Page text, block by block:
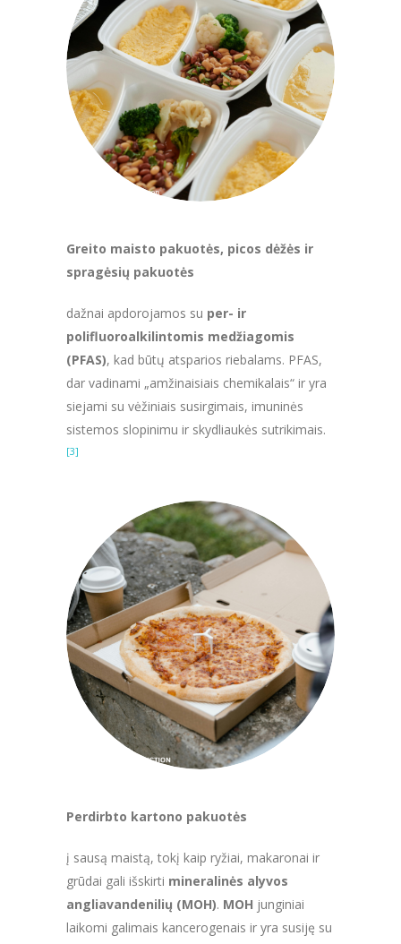
Greito maisto pakuotės, picos dėžės ir
spragėsių pakuotės
dažnai apdorojamos su per- ir
polifluoroalkilintomis medžiagomis
(PFAS), kad būtų atsparios riebalams. PFAS,
dar vadinami „amžinaisiais chemikalais“ ir yra
siejami su vėžiniais susirgimais, imuninės
sistemos slopinimu ir skydliaukės sutrikimais.
[3]
Perdirbto kartono pakuotės
į sausą maistą, tokį kaip ryžiai, makaronai ir
grūdai gali išskirti mineralinės alyvos
angliavandenilių (MOH). MOH junginiai
laikomi galimais kancerogenais ir yra susiję su